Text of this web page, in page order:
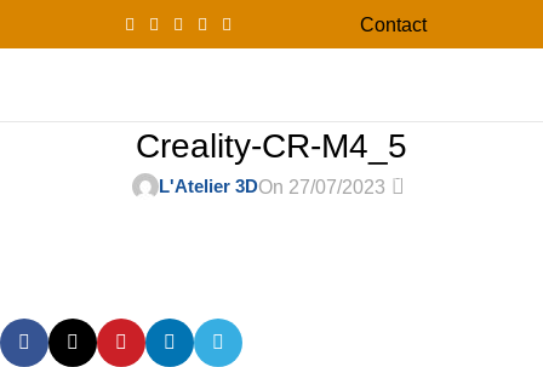
Contact
Creality-CR-M4_5
L'Atelier 3DOn 27/07/2023 0